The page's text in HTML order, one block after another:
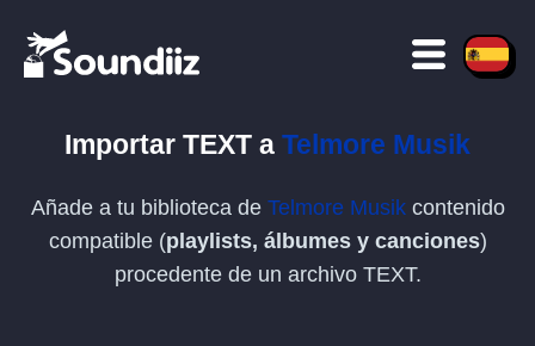
Importar TEXT a Telmore Musik
Añade a tu biblioteca de Telmore Musikcontenido
compatible (playlists, álbumes y canciones)
procedente de un archivo TEXT.